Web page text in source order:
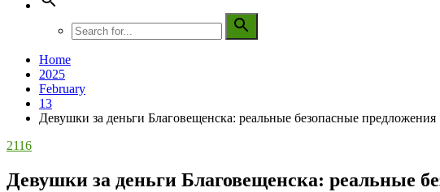
Home
2025
February
13
Девушки за деньги Благовещенска: реальные безопасные предложения
2116
Девушки за деньги Благовещенска: реальные